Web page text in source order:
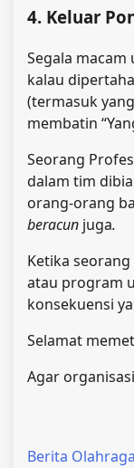
4. Keluar
Segala
kalau
(termasuk
membatin
Seorang
dalam tim
orang-orang
beracun juga.
Ketika
atau program
konsekuensi
Selamat
Agar
Berita Olahraga